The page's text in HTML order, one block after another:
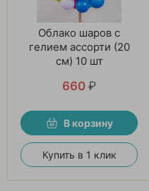
Облако шаров с
гелием ассорти (20
см) 10 шт
660 ₽
В корзину
Купить в 1 клик